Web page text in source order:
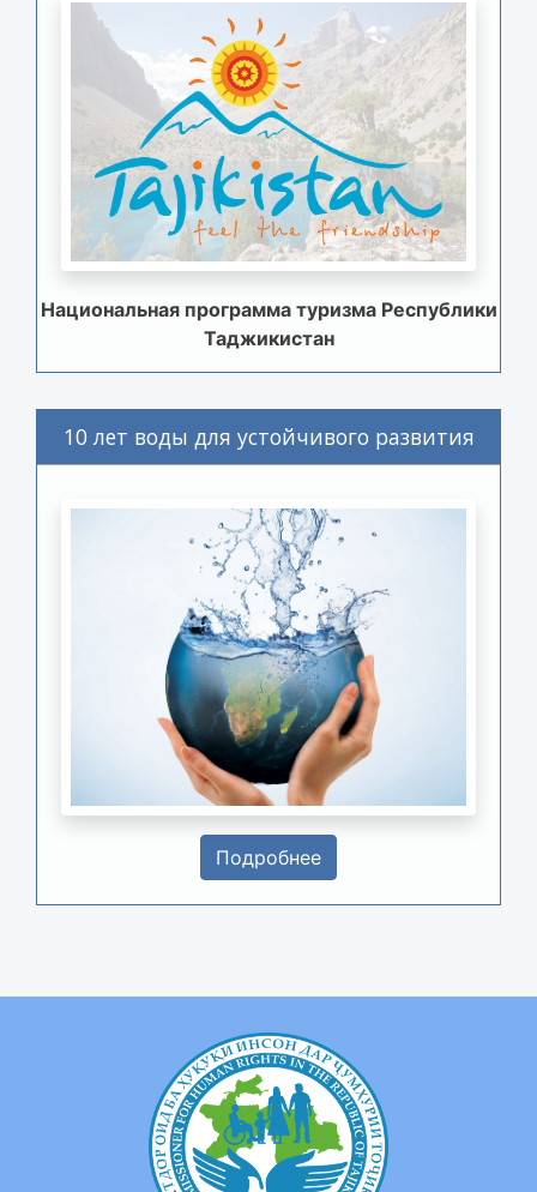
Национальная программа туризма Республики
Таджикистан
10 лет воды для устойчивого развития
Подробнее